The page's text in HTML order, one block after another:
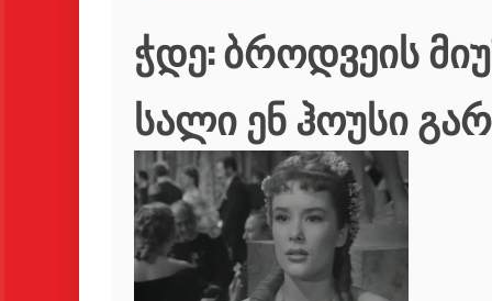
ჭდე:ბროდვეის
სალი ენ ჰოუსი